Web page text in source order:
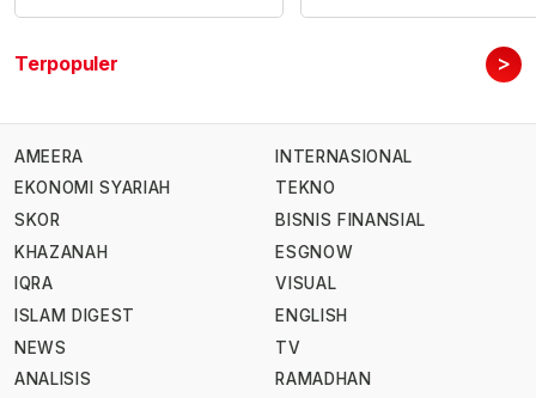
Terpopuler >
AMEERA
EKONOMI SYARIAH
SKOR
KHAZANAH
IQRA
ISLAM DIGEST
NEWS
ANALISIS
INTERNASIONAL
TEKNO
BISNIS FINANSIAL
ESGNOW
VISUAL
ENGLISH
TV
RAMADHAN